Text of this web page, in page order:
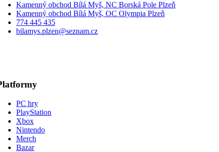
Kamenný obchod Bílá Myš, NC Borská Pole Plzeň
Kamenný obchod Bílá Myš, OC Olympia Plzeň
774 445 435
bilamys.plzen@seznam.cz
PC hry
PlayStation
Xbox
Nintendo
Merch
Bazar